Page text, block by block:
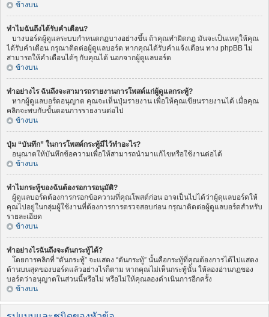
ข้างบน
ทำไมฉันถึงได้รับคำเตือน?
บางบอร์ดผู้ดูแลระบบกำหนดกฏบางอย่างขึ้น ถ้าคุณทำผิดกฏ มันจะเป็นเหตุให้คุณ
ได้รับคำเตือน กรุณาติดต่อผู้ดูแลบอร์ด หากคุณได้รับคำแจ้งเตือน ทาง phpBB ไม่
สามารถให้คำเตือนได้ๆ กับคุณได้ นอกจากผู้ดูแลบอร์ด
ข้างบน
ทำอย่างไร ฉันถึงจะสามารถรายงานการโพสต์แก่ผู้ดูแลกระทู้?
หากผู้ดูแลบอร์ดอนุญาต คุณจะเห็นปุ่มรายงาน เพื่อให้คุณเขียนรายงานได้ เมื่อคุณ
คลิกจะพบกับขั้นตอนการรายงานต่อไป
ข้างบน
ปุ่ม “บันทึก” ในการโพสต์กระทู้มีไว้ทำอะไร?
อนุณาตให้บันทึกข้อความเพื่อให้สามารถนำมาแก้ไขหรือใช้งานต่อได้
ข้างบน
ทำไมกระทู้ของฉันต้องรอการอนุมัติ?
ผู้ดูแลบอร์ดต้องการกรอกข้อความที่คุณโพสต์ก่อน อาจเป็นไปได้ว่าผู้ดุแลบอร์ดให้
คุณไปอยู่ในกลุ่มผู้ใช้งานที่ต้องการการตรวจสอบก่อน กรุณาติดต่อผู้ดูแลบอร์ดสำหรับ
รายละเอียด
ข้างบน
ทำอย่างไรฉันถึงจะดันกระทู้ได้?
โดยการคลิกที่ “ดันกระทู้” จะแสดง “ดันกระทู้” นั้นคือกระทู้ที่คุณต้องการได้ไปแสดง
ด้านบนสุดของบอร์ดแล้วอย่างไรก็ตาม หากคุณไม่เห็นกระทู้นั้น ให้ลองอ่านกฏของ
บอร์ดว่าอนุญาตในส่วนนี้หรือไม่ หรือไม่ให้คุณลองดำเนินการอีกครั้ง
ข้างบน